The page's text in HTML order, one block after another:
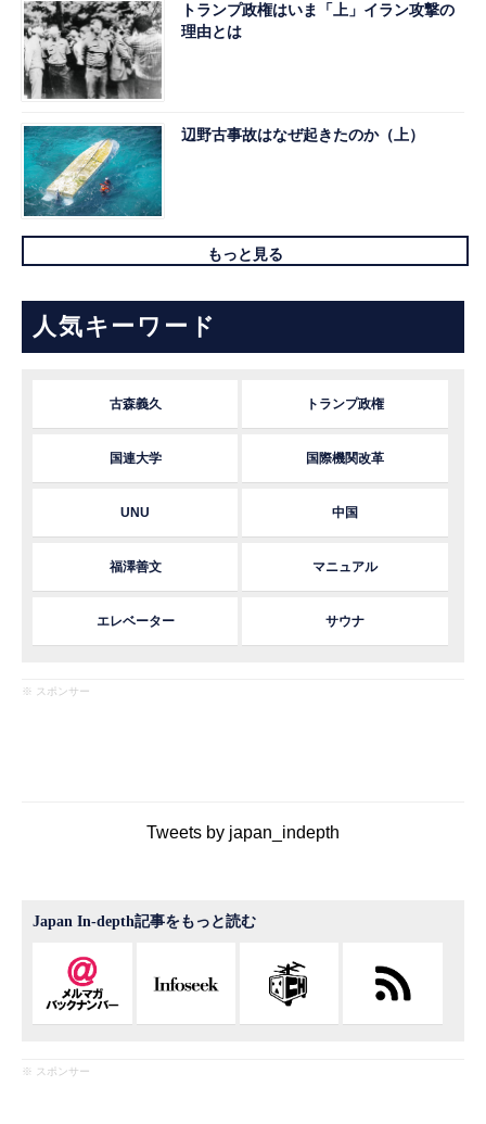
トランプ政権はいま「上」イラン攻撃の
理由とは
辺野古事故はなぜ起きたのか（上）
もっと見る
人気キーワード
古森義久 トランプ政権
国連大学 国際機関改革
UNU 中国
福澤善文 マニュアル
エレベーター サウナ
※ スポンサー
Tweets by japan_indepth
Japan In-depth記事をもっと読む
※ スポンサー